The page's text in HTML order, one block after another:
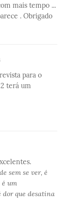
mais tempo ...
. Obrigado
para o
terá um
sem se ver, é
é um
dor que desatina